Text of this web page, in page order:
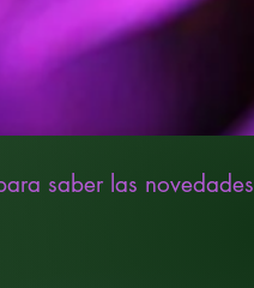
saber las novedades